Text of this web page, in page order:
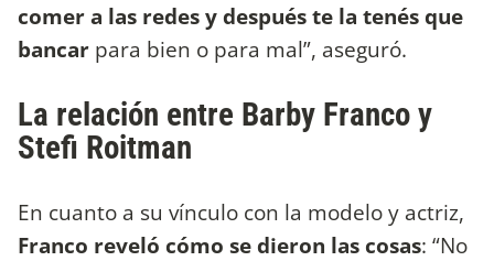
comer a las redes y después te la tenés que
bancar para bien o para mal”, aseguró.
La relación entre Barby Franco y
Stefi Roitman
En cuanto a su vínculo con la modelo y actriz,
Franco reveló cómo se dieron las cosas: “No